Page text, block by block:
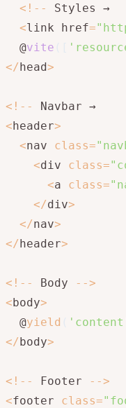
< ! --
Styles →
<link href=
  @
vite
</head>
< ! --
<header>
<nav class=
<div class=
<a class=
</div>
</nav>
</header>
< ! -- Body -->
<body>
  @
yield
</body>
< ! -- Footer -->
<footer class=